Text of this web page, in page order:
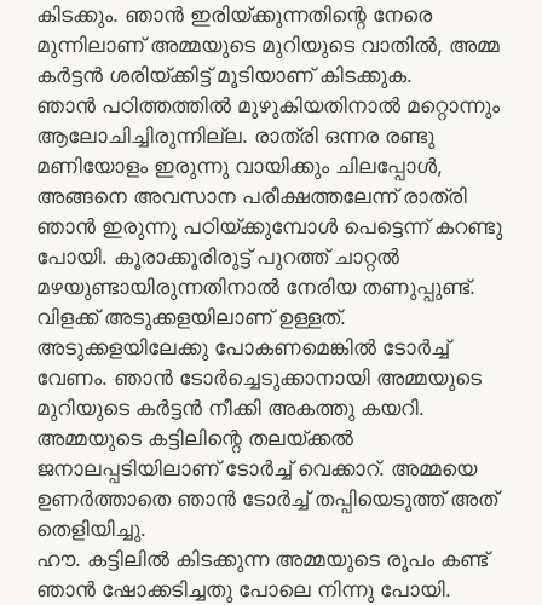
കിടക്കും. ഞാൻ ഇരിയ്ക്കുന്നതിന്റെ നേരെ
മുന്നിലാണ് അമ്മയുടെ മുറിയുടെ വാതിൽ, അമ്മ
കർട്ടൻ ശരിയ്ക്കിട്ട് മൂടിയാണ് കിടക്കുക.
ഞാൻ പഠിത്തത്തിൽ മുഴുകിയതിനാൽ മറ്റൊന്നും
ആലോചിച്ചിരുന്നില്ല. രാത്രി ഒന്നര രണ്ടു
മണിയോളം ഇരുന്നു വായിക്കും ചിലപ്പോൾ,
അങ്ങനെ അവസാന പരീക്ഷത്തലേന്ന് രാത്രി
ഞാൻ ഇരുന്നു പഠിയ്ക്കുമ്പോൾ പെട്ടെന്ന് കറണ്ടു
പോയി. കൂരാക്കൂരിരുട്ട് പുറത്ത് ചാറ്റൽ
മഴയുണ്ടായിരുന്നതിനാൽ നേരിയ തണുപ്പുണ്ട്.
വിളക്ക് അടുക്കളയിലാണ് ഉള്ളത്.
അടുക്കളയിലേക്കു പോകണമെങ്കിൽ ടോർച്ച്
വേണം. ഞാൻ ടോർച്ചെടുക്കാനായി അമ്മയുടെ
മുറിയുടെ കർട്ടൻ നീക്കി അകത്തു കയറി.
അമ്മയുടെ കട്ടിലിന്റെ തലയ്ക്കൽ
ജനാലപ്പടിയിലാണ് ടോർച്ച് വെക്കാറ്. അമ്മയെ
ഉണർത്താതെ ഞാൻ ടോർച്ച് തപ്പിയെടുത്ത് അത്
തെളിയിച്ചു.
ഹൗ. കട്ടിലിൽ കിടക്കുന്ന അമ്മയുടെ രൂപം കണ്ട്
ഞാൻ ഷോക്കടിച്ചതു പോലെ നിന്നു പോയി.